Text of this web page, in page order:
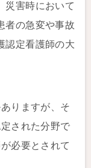
災害時において
者の急変や事故
認定看護師の大
りますが、そ
された分野で
必要とされて